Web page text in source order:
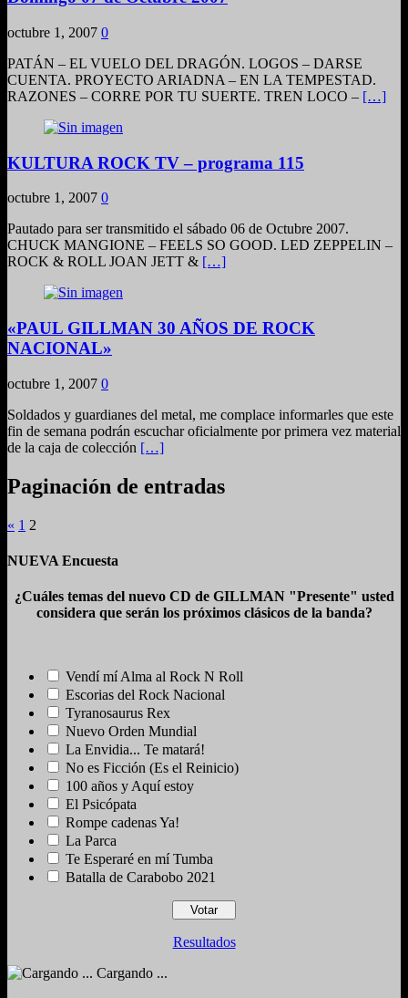
octubre 1, 2007 0
PATÁN – EL VUELO DEL DRAGÓN. LOGOS – DARSE
CUENTA. PROYECTO ARIADNA – EN LA TEMPESTAD.
RAZONES – CORRE POR TU SUERTE. TREN LOCO – […]
KULTURA ROCK TV – programa 115
octubre 1, 2007 0
Pautado para ser transmitido el sábado 06 de Octubre 2007.
CHUCK MANGIONE – FEELS SO GOOD. LED ZEPPELIN –
ROCK & ROLL JOAN JETT & […]
«PAUL GILLMAN 30 AÑOS DE ROCK
NACIONAL»
octubre 1, 2007 0
Soldados y guardianes del metal, me complace informarles que este
fin de semana podrán escuchar oficialmente por primera vez material
de la caja de colección […]
Paginación de entradas
« 1 2
NUEVA Encuesta
¿Cuáles temas del nuevo CD de GILLMAN "Presente" usted
considera que serán los próximos clásicos de la banda?
Vendí mí Alma al Rock N Roll
Escorias del Rock Nacional
Tyranosaurus Rex
Nuevo Orden Mundial
La Envidia... Te matará!
No es Ficción (Es el Reinicio)
100 años y Aquí estoy
El Psicópata
Rompe cadenas Ya!
La Parca
Te Esperaré en mí Tumba
Batalla de Carabobo 2021
Resultados
Cargando ...